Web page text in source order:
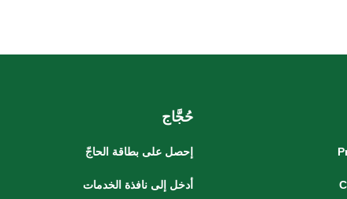
حُجَّاج
إحصل على بطاقة الحاجّ
أدخل إلى نافذة الخدمات